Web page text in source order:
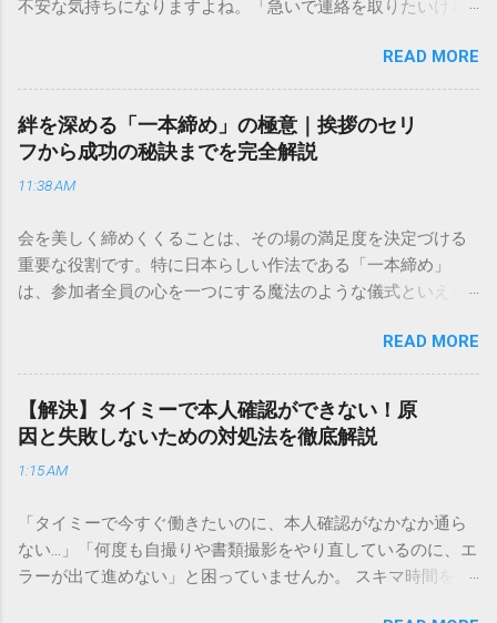
不安な気持ちになりますよね。「急いで連絡を取りたいけれ
きできる？」といった疑問を抱える方も多いはずです。 福山
通運は企業間物流のイメージが強いかもしれませんが、個人
向けの宅配サービスも非常に充実しています。大切なのは、
目的に合わせた適切な連絡先を選ぶことです。この記事で
は、荷物の追跡確認から営業所への電話連絡、再配達の依頼
手順まで、初めての方でも迷わずに解決できる方法を詳しく
本全国に広範なネットワークを持つ大手運送会社です。特に
重量物や大型の荷物、そして企業間の輸送において圧倒的な
実績を誇ります。 個人で利用する場合、他の宅配業者と少し
いう特徴があります。地域に密着した各拠点が配送をコント
ロールしているため、現場の状況に合わせた柔軟な相談がし
やすいのがメリットです。まずは、今抱えている悩みがどの
サービスで解決できるかを確認していきましょう。 1. 荷物の
るのが最も効率的です。現在の荷物がいったいどこにあるの
か、いつ届く予定なのかは、お手元の番号一つで判明しま
す。 伝票番号（お問い合わせ番号）を準備する : 送り状（伝
票）の控えに記載されている、数字の並びを確認してくださ
い。これが荷物の識別番号になります。 確認できる内容 : 集
READ MORE
絆を深める「一本締め」の極意｜挨拶のセリ
フから成功の秘訣までを完全解説
11:38 AM
会を美しく締めくくることは、その場の満足度を決定づける
重要な役割です。特に日本らしい作法である「一本締め」
は、参加者全員の心を一つにする魔法のような儀式といえる
「手拍子のリズムに自信がない」と不安を感じる方も多いは
ずです。この記事では、ビジネスからカジュアルな集まりま
で、どのような場面でも堂々と立ち振る舞えるための「一本
締め」の作法を、基礎知識から具体的なセリフ例まで丁寧に
解説します。 一本締めとは？その本質と効果 一本締めは、単
に手を叩いて終わらせる作業ではありません。その時間、そ
て刻み込む伝統的な儀礼です。 一本締めがもたらすポジティ
ブな効果 一体感の創出 参加者全員が一斉に同じリズムを刻む
ことで、集団としての連帯感が生まれます。 心地よい終幕
READ MORE
【解決】タイミーで本人確認ができない！原
因と失敗しないための対処法を徹底解説
1:15 AM
「タイミーで今すぐ働きたいのに、本人確認がなかなか通ら
ない…」「何度も自撮りや書類撮影をやり直しているのに、エ
ラーが出て進めない」と困っていませんか。 スキマ時間を有